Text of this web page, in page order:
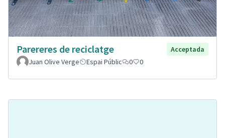
Parereres de reciclatge
Acceptada
Juan Olive Verge
Espai Públic 0 0